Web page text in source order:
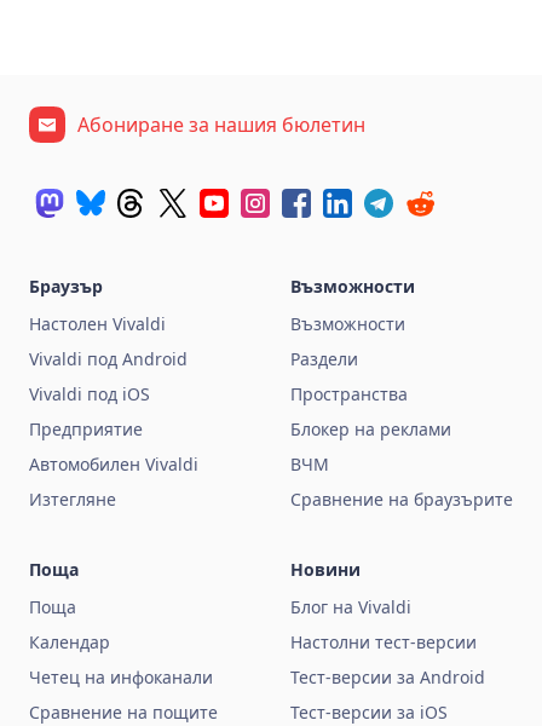
Абониране за нашия бюлетин
Браузър
Настолен Vivaldi
Vivaldi под Android
Vivaldi под iOS
Предприятие
Автомобилен Vivaldi
Изтегляне
Възможности
Възможности
Раздели
Пространства
Блокер на реклами
ВЧМ
Сравнение на браузърите
Поща
Поща
Календар
Четец на инфоканали
Сравнение на пощите
Новини
Блог на Vivaldi
Настолни тест-версии
Тест-версии за Android
Тест-версии за iOS